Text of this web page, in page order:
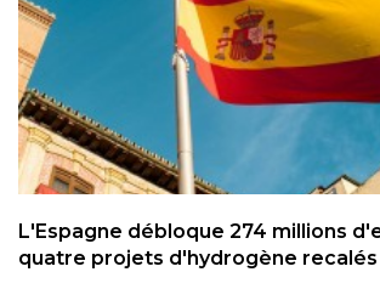
L'Espagne débloque 274 millions
quatre projets d'hydrogène recalés